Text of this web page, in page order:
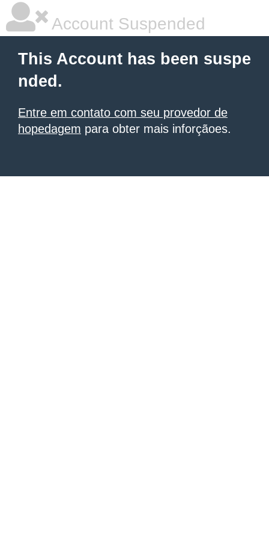
Account Suspended
This Account has been suspe
nded.
Entre em contato com seu provedor de
hopedagem para obter mais inforçãoes.